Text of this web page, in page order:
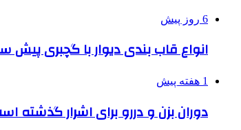
6 روز پیش
انواع قاب بندی دیوار با گچبری
1 هفته پیش
دوران بزن و دررو برای اشرار گذشته